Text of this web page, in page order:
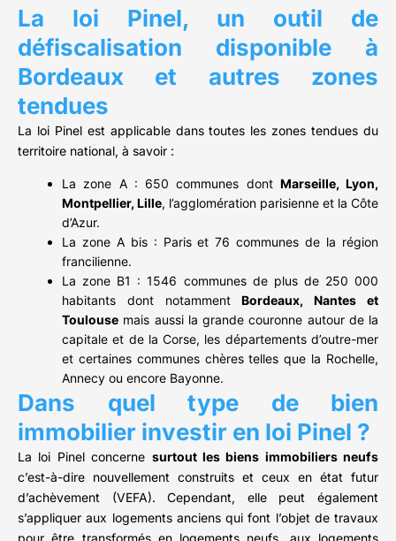
La loi Pinel, un outil de
défiscalisation disponible à
Bordeaux et autres zones
tendues
La loi Pinel est applicable dans toutes les zones tendues du
territoire national, à savoir :
La zone A : 650 communes dont Marseille, Lyon,
Montpellier, Lille, l’agglomération parisienne et la Côte
d’Azur.
La zone A bis : Paris et 76 communes de la région
francilienne.
La zone B1 : 1546 communes de plus de 250 000
habitants dont notammentBordeaux, Nantes et
Toulouse mais aussi la grande couronne autour de la
capitale et de la Corse, les départements d’outre-mer
et certaines communes chères telles que la Rochelle,
Annecy ou encore Bayonne.
Dans quel type de bien
immobilier investir en loi Pinel ?
La loi Pinel concerne surtout les biens immobiliers neufs
c’est-à-dire nouvellement construits et ceux en état futur
d’achèvement (VEFA). Cependant, elle peut également
s’appliquer aux logements anciens qui font l’objet de travaux
pour être transformés en logements neufs, aux logements